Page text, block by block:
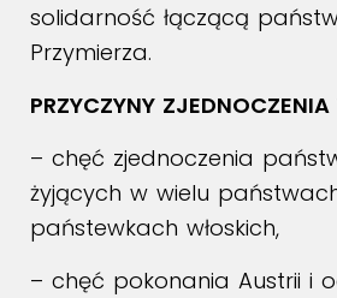
solidarność łączącą
Przymierza.
PRZYCZYNY
– chęć zjednoczenia
żyjących w wielu
państewkach włoskich,
– chęć pokonania Austrii i